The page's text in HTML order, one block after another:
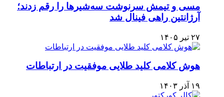
مسی و تیمش سرنوشت سه‌شیرها را رقم زدند؛
آرژانتین راهی فینال شد
۲۷ تیر ۱۴۰۵
هوش کلامی کلید طلایی موفقیت در ارتباطات
۱۹ آذر ۱۴۰۳